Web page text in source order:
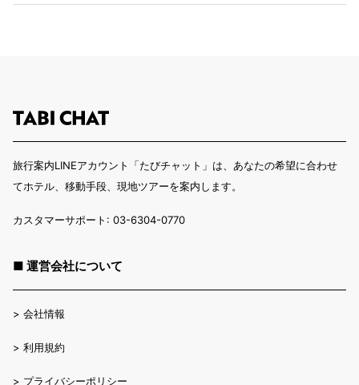
旅行案内LINEアカウント「たびチャット」は、あなたの希望に合わせ
てホテル、移動手段、現地ツアーを案内します。
カスタマーサポート: 03-6304-0770
■ 運営会社について
> 会社情報
> 利用規約
> プライバシーポリシー